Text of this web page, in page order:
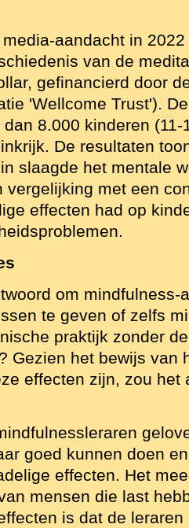
aandacht in
van de
gefinancierd door
'Wellcome Trust').
8.000 kinderen
De resultaten
slaagde het mentale
vergelijking met een
effecten had op
om mindfulness-
te geven of zelfs
praktijk zonder
Gezien het bewijs van
effecten zijn, zou het
goed kunnen doen
effecten. Het
mensen die last
is dat de